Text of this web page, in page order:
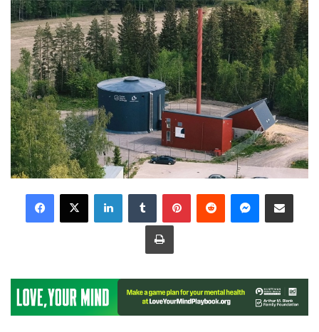
LinkedInTumblr PinterestReddit Messenger
Share via Email
Print